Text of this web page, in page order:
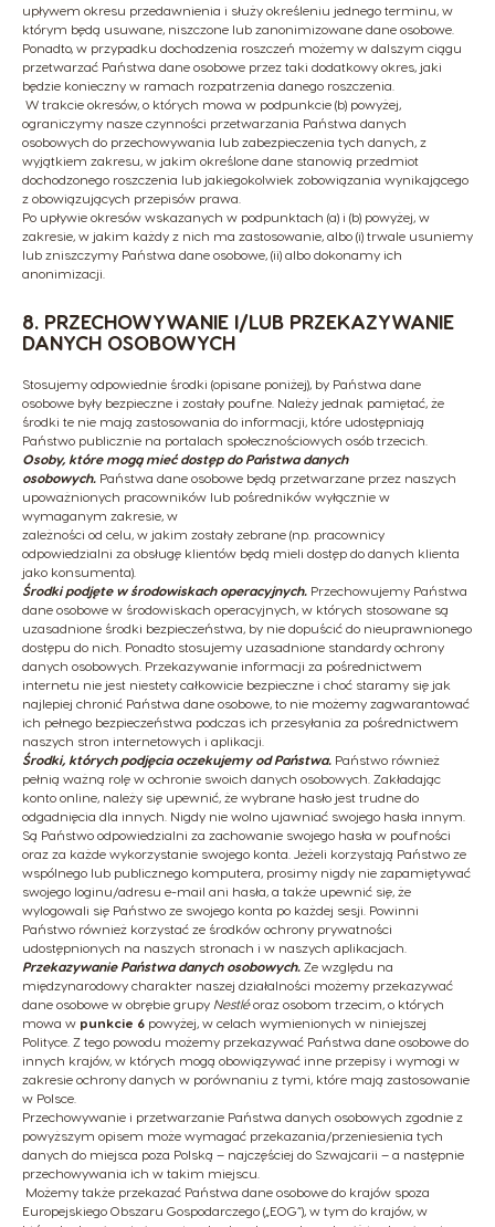
upływem okresu przedawnienia i służy określeniu jednego terminu, w
którym będą usuwane, niszczone lub zanonimizowane dane osobowe.
Ponadto, w przypadku dochodzenia roszczeń możemy w dalszym ciągu
przetwarzać Państwa dane osobowe przez taki dodatkowy okres, jaki
będzie konieczny w ramach rozpatrzenia danego roszczenia.
W trakcie okresów, o których mowa w podpunkcie (b) powyżej,
ograniczymy nasze czynności przetwarzania Państwa danych
osobowych do przechowywania lub zabezpieczenia tych danych, z
wyjątkiem zakresu, w jakim określone dane stanowią przedmiot
dochodzonego roszczenia lub jakiegokolwiek zobowiązania wynikającego
z obowiązujących przepisów prawa.
Po upływie okresów wskazanych w podpunktach (a) i (b) powyżej, w
zakresie, w jakim każdy z nich ma zastosowanie, albo (i) trwale usuniemy
lub zniszczymy Państwa dane osobowe, (ii) albo dokonamy ich
anonimizacji.
8. PRZECHOWYWANIE I/LUB PRZEKAZYWANIE
DANYCH OSOBOWYCH
Stosujemy odpowiednie środki (opisane poniżej), by Państwa dane
osobowe były bezpieczne i zostały poufne. Należy jednak pamiętać, że
środki te nie mają zastosowania do informacji, które udostępniają
Państwo publicznie na portalach społecznościowych osób trzecich.
Osoby, które mogą mieć dostęp do Państwa danych
osobowych. Państwa dane osobowe będą przetwarzane przez naszych
upoważnionych pracowników lub pośredników wyłącznie w
wymaganym zakresie, w
zależności od celu, w jakim zostały zebrane (np. pracownicy
odpowiedzialni za obsługę klientów będą mieli dostęp do danych klienta
jako konsumenta).
Środki podjęte w środowiskach operacyjnych. Przechowujemy Państwa
dane osobowe w środowiskach operacyjnych, w których stosowane są
uzasadnione środki bezpieczeństwa, by nie dopuścić do nieuprawnionego
dostępu do nich. Ponadto stosujemy uzasadnione standardy ochrony
danych osobowych. Przekazywanie informacji za pośrednictwem
internetu nie jest niestety całkowicie bezpieczne i choć staramy się jak
najlepiej chronić Państwa dane osobowe, to nie możemy zagwarantować
ich pełnego bezpieczeństwa podczas ich przesyłania za pośrednictwem
naszych stron internetowych i aplikacji.
Środki, których podjęcia oczekujemy od Państwa. Państwo również
pełnią ważną rolę w ochronie swoich danych osobowych. Zakładając
konto online, należy się upewnić, że wybrane hasło jest trudne do
odgadnięcia dla innych. Nigdy nie wolno ujawniać swojego hasła innym.
Są Państwo odpowiedzialni za zachowanie swojego hasła w poufności
oraz za każde wykorzystanie swojego konta. Jeżeli korzystają Państwo ze
wspólnego lub publicznego komputera, prosimy nigdy nie zapamiętywać
swojego loginu/adresu e-mail ani hasła, a także upewnić się, że
wylogowali się Państwo ze swojego konta po każdej sesji. Powinni
Państwo również korzystać ze środków ochrony prywatności
udostępnionych na naszych stronach i w naszych aplikacjach.
Przekazywanie Państwa danych osobowych. Ze względu na
międzynarodowy charakter naszej działalności możemy przekazywać
dane osobowe w obrębie grupy Nestléoraz osobom trzecim, o których
mowa w punkcie 6 powyżej, w celach wymienionych w niniejszej
Polityce. Z tego powodu możemy przekazywać Państwa dane osobowe do
innych krajów, w których mogą obowiązywać inne przepisy i wymogi w
zakresie ochrony danych w porównaniu z tymi, które mają zastosowanie
w Polsce.
Przechowywanie i przetwarzanie Państwa danych osobowych zgodnie z
powyższym opisem może wymagać przekazania/przeniesienia tych
danych do miejsca poza Polską – najczęściej do Szwajcarii – a następnie
przechowywania ich w takim miejscu.
Możemy także przekazać Państwa dane osobowe do krajów spoza
Europejskiego Obszaru Gospodarczego („EOG”), w tym do krajów, w